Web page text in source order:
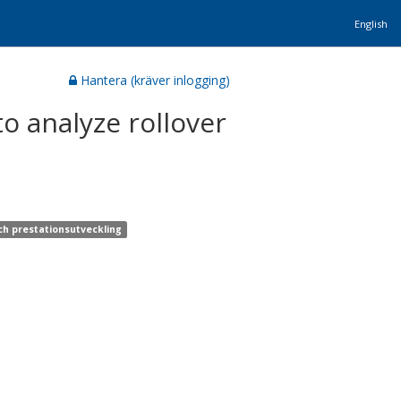
English
Hantera (kräver inlogging)
analyze rollover
prestationsutveckling